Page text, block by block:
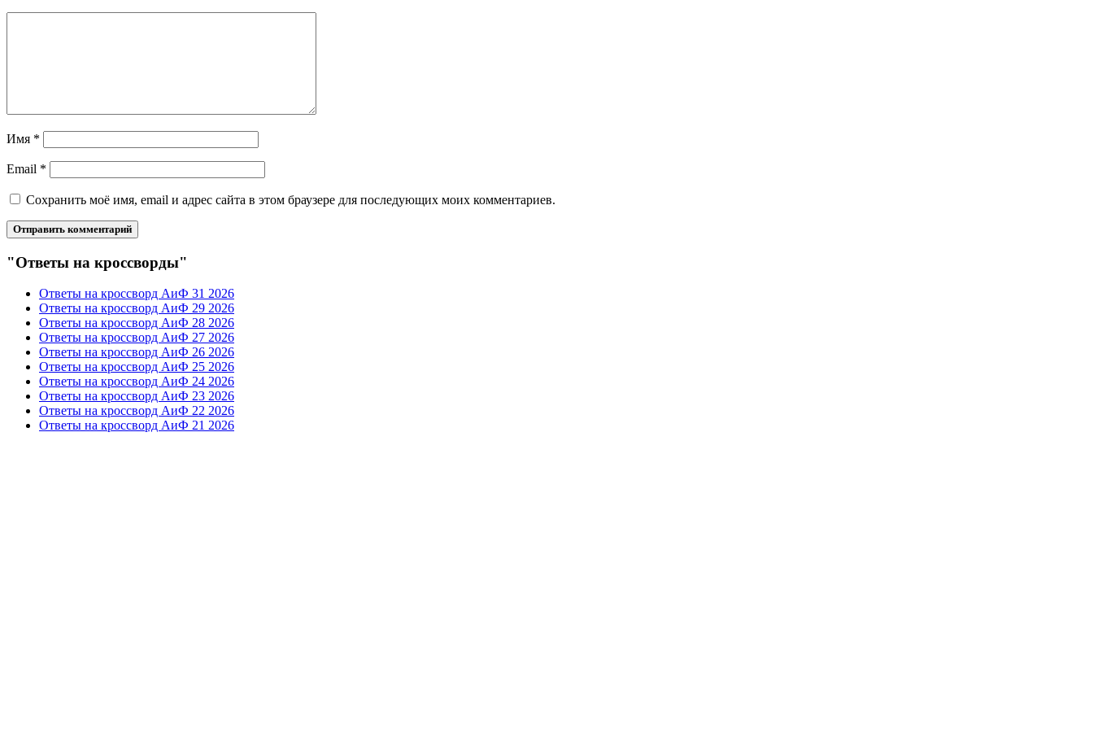
Имя *
Email *
Сохранить моё имя, email и адрес сайта в этом браузере для последующих моих комментариев.
"Ответы на кроссворды"
Ответы на кроссворд АиФ 31 2026
Ответы на кроссворд АиФ 29 2026
Ответы на кроссворд АиФ 28 2026
Ответы на кроссворд АиФ 27 2026
Ответы на кроссворд АиФ 26 2026
Ответы на кроссворд АиФ 25 2026
Ответы на кроссворд АиФ 24 2026
Ответы на кроссворд АиФ 23 2026
Ответы на кроссворд АиФ 22 2026
Ответы на кроссворд АиФ 21 2026